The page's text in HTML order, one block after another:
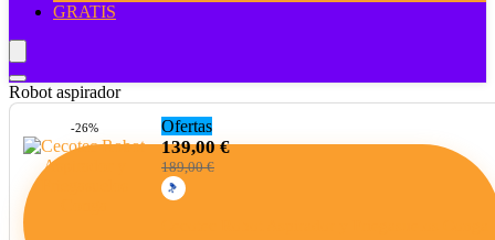
GRATIS
Robot aspirador
Ofertas
-26%
139,00 €
189,00 €